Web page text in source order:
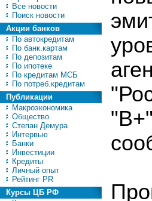
Все новости
Поиск новости
Акции банков
По автокредитам
По банк.картам
По депозитам
По ипотеке
По кредитам МСБ
По потреб.кредитам
Публикации
Макроэкономика
Общество
Степан Демура
Интервью
Банки
Инвестиции
Кредиты
Личный опыт
Рейтинг PR
Курсы ЦБ РФ